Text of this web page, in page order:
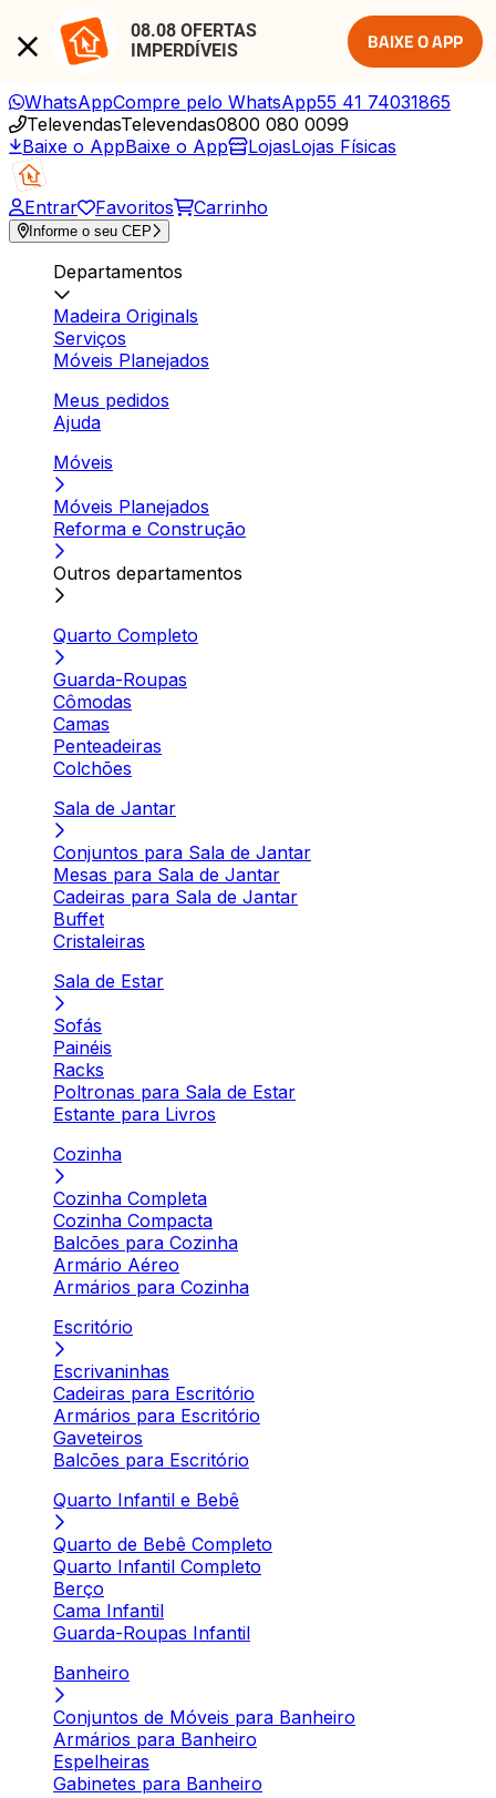
08.08 OFERTAS
IMPERDÍVEIS
BAIXE O APP
WhatsAppCompre pelo WhatsApp55 41 74031865
TelevendasTelevendas0800 080 0099
Baixe o AppBaixe o App LojasLojas Físicas
Entrar Favoritos Carrinho
Informe o seu CEP
Departamentos
Madeira Originals
Serviços
Móveis Planejados
Meus pedidos
Ajuda
Móveis
Móveis Planejados
Reforma e Construção
Outros departamentos
Quarto Completo
Guarda-Roupas
Cômodas
Camas
Penteadeiras
Colchões
Sala de Jantar
Conjuntos para Sala de Jantar
Mesas para Sala de Jantar
Cadeiras para Sala de Jantar
Buffet
Cristaleiras
Sala de Estar
Sofás
Painéis
Racks
Poltronas para Sala de Estar
Estante para Livros
Cozinha
Cozinha Completa
Cozinha Compacta
Balcões para Cozinha
Armário Aéreo
Armários para Cozinha
Escritório
Escrivaninhas
Cadeiras para Escritório
Armários para Escritório
Gaveteiros
Balcões para Escritório
Quarto Infantil e Bebê
Quarto de Bebê Completo
Quarto Infantil Completo
Berço
Cama Infantil
Guarda-Roupas Infantil
Banheiro
Conjuntos de Móveis para Banheiro
Armários para Banheiro
Espelheiras
Gabinetes para Banheiro